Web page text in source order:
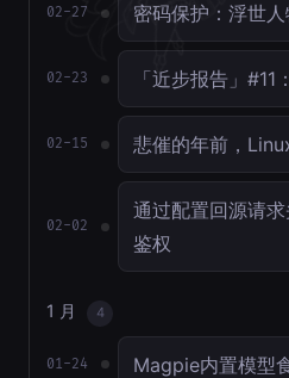
02-27 密码保护：浮世人
02-23 「近步报告」#11
02-15 悲催的年前，
02-02
通过配置回源请
鉴权
1 月 4
01-24 Magpie内置模型